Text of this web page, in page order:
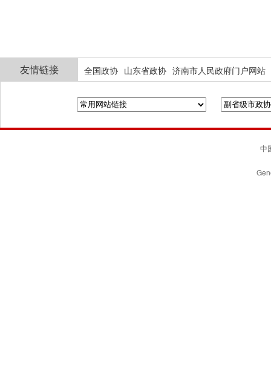
友情链接 全国政协 山东省政协 济南市人民政府门户网站
中